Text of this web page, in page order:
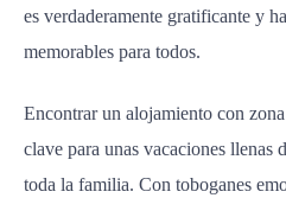
es verdaderamente gratificante y
memorables para todos.
Encontrar un alojamiento con
clave para unas vacaciones llenas
toda la familia. Con toboganes